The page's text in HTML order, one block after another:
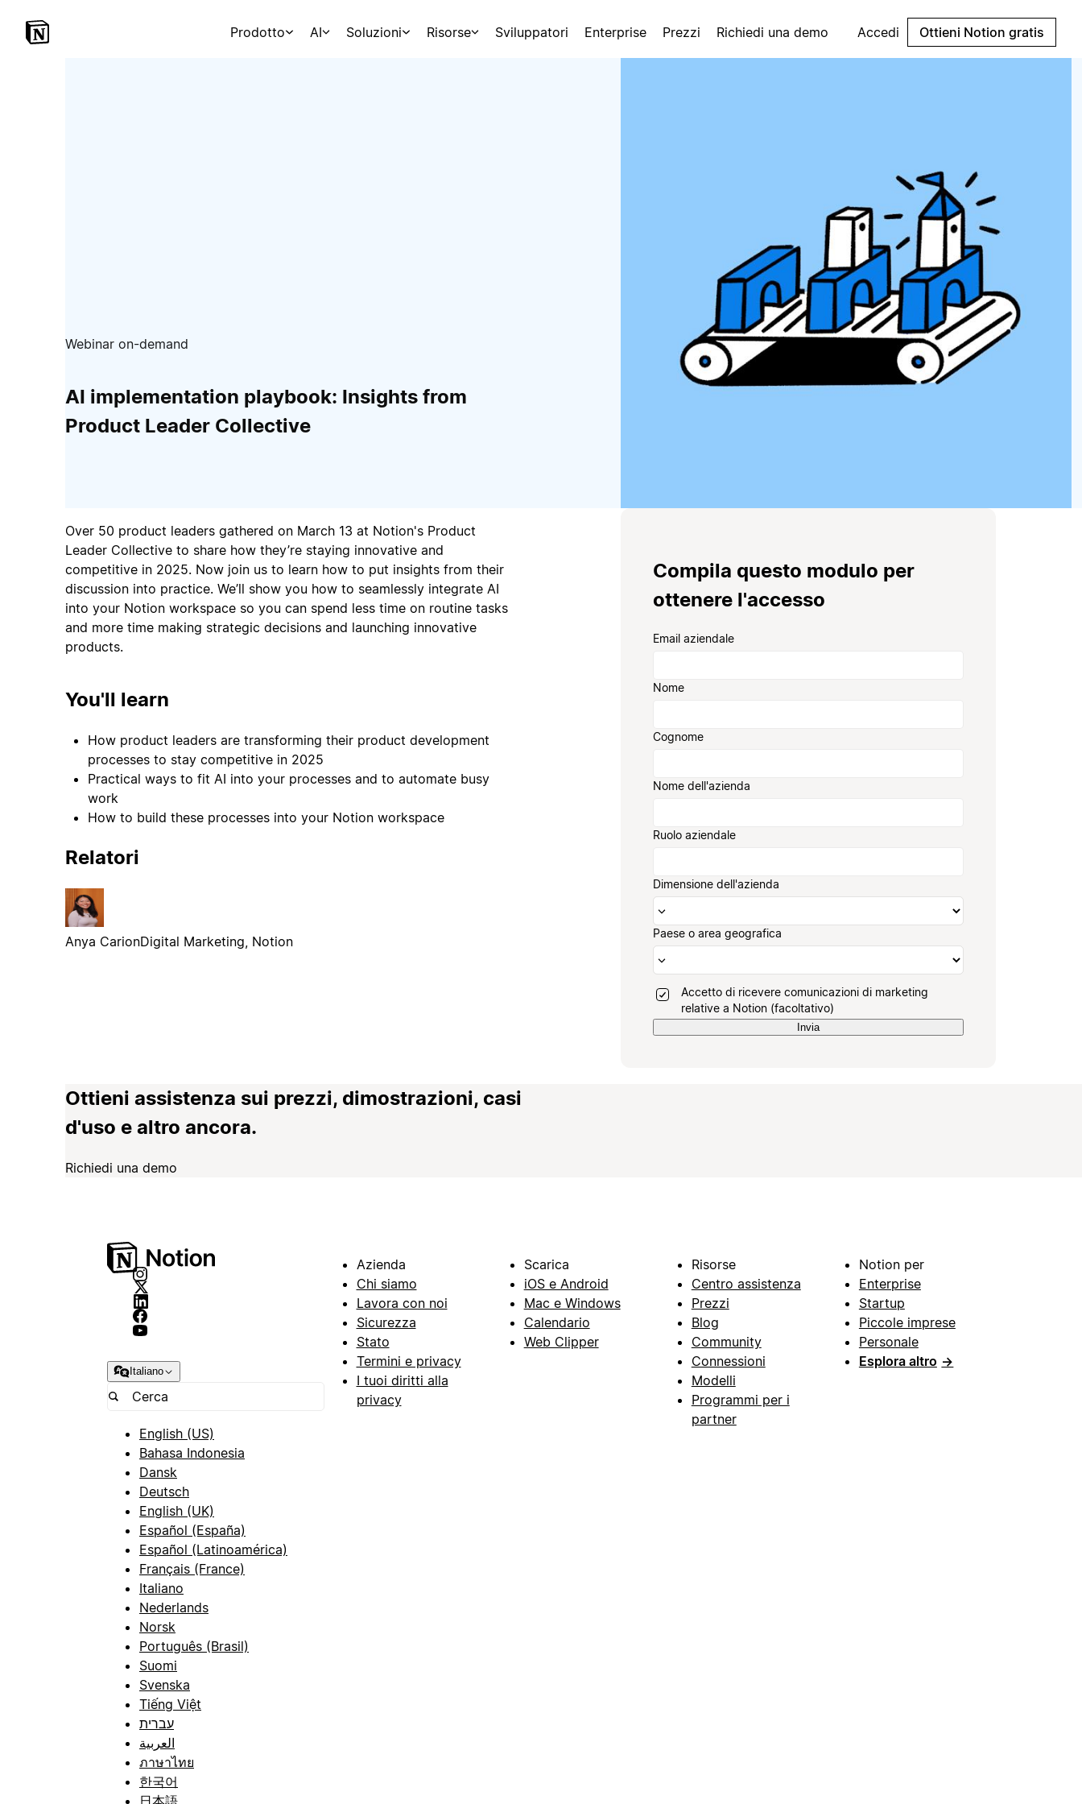
Prodotto AI Soluzioni Risorse Sviluppatori Enterprise Prezzi Richiedi una demo Accedi Ottieni Notion gratis
Webinar on-demand
AI implementation playbook: Insights from
Product Leader Collective
Over 50 product leaders gathered on March 13 at Notion's Product
Leader Collective to share how they’re staying innovative and
competitive in 2025. Now join us to learn how to put insights from their
discussion into practice. We’ll show you how to seamlessly integrate AI
into your Notion workspace so you can spend less time on routine tasks
and more time making strategic decisions and launching innovative
products.
You'll learn
How product leaders are transforming their product development
processes to stay competitive in 2025
Practical ways to fit AI into your processes and to automate busy
work
How to build these processes into your Notion workspace
Relatori
Anya CarionDigital Marketing, Notion
Compila questo modulo per
ottenere l'accesso
Email aziendale
Nome
Cognome
Nome dell'azienda
Ruolo aziendale
Dimensione dell'azienda
Paese o area geografica
Accetto di ricevere comunicazioni di marketing
relative a Notion (facoltativo)
Invia
Ottieni assistenza sui prezzi, dimostrazioni, casi
d'uso e altro ancora.
Richiedi una demo
Italiano
English (US)
Bahasa Indonesia
Dansk
Deutsch
English (UK)
Español (España)
Español (Latinoamérica)
Français (France)
Italiano
Nederlands
Norsk
Português (Brasil)
Suomi
Svenska
Tiếng Việt
עברית
العربية
ภาษาไทย
한국어
Azienda
Chi siamo
Lavora con noi
Sicurezza
Stato
Termini e privacy
I tuoi diritti alla
privacy
Scarica
iOS e Android
Mac e Windows
Calendario
Web Clipper
Risorse
Centro assistenza
Prezzi
Blog
Community
Connessioni
Modelli
Programmi per i
partner
Notion per
Enterprise
Startup
Piccole imprese
Personale
Esplora altro →